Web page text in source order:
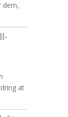
dem,
at